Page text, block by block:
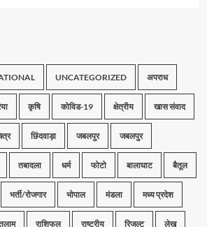
UNCATEGORIZED अपराध
कृषि कोविड-19 क्षेत्रीय खास संवाद
छिंदवाड़ा जबलपुर जबलपुर
तबादला धर्म फोटो बालाघाट बैतूल
भर्ती/रोजगार भोपाल मंडला मध्य प्रदेश
राशिफल राष्ट्रीय रिजल्ट लेख